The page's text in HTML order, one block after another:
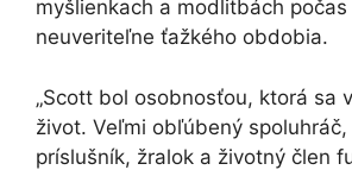
myšlienkach a modlitbách
neuveriteľne ťažkého obdobia.
„Scott bol osobnosťou, ktorá sa
život. Veľmi obľúbený
príslušník, žralok a životný člen